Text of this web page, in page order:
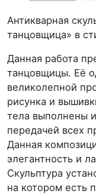
Антикварная
танцовщица» в
Данная работа
танцовщицы. Её
великолепной
рисунка и
тела выполнены
передачей всех
Данная
элегантность и
Скульптура
на котором есть